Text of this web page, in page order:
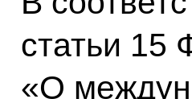
статьи 15
«О